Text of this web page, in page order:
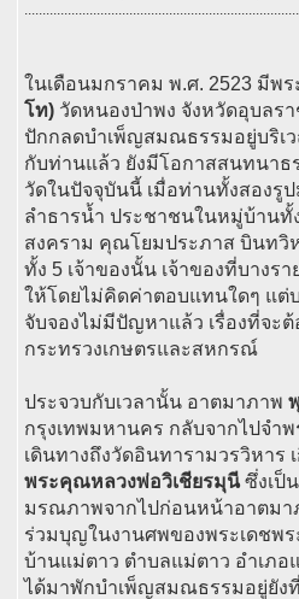
............................................................................
ในเดือนมกราคม พ.ศ. 2523 มีพ
โท) วัดหนองป่าพง จังหวัดอุบลร
ปักกลดบำเพ็ญสมณธรรมอยู่บริเ
กับท่านแล้ว ยังมีโอกาสสนทนา
วัดในปัจจุบันนี้ เมื่อท่านทั้งสอง
ลำธารน้ำ ประชาชนในหมู่บ้าน
สงคราม คุณโยมประภาส บินทวิ
ทั้ง 5 เจ้าของนั้น เจ้าของที่บางร
ให้โดยไม่คิดค่าตอบแทนใดๆ แต่
จับจองไม่มีปัญหาแล้ว เรื่องที่จะ
กระทรวงเกษตรและสหกรณ์
ประจวบกับเวลานั้น อาตมาภาพ
กรุงเทพมหานคร กลับจากไปจำ
เดินทางถึงวัดอินทารามวรวิหาร
พระคุณหลวงพ่อวิเชียรมุนีซึ่งเป็
มรณภาพจากไปก่อนหน้าอาตมา
ร่วมบุญในงานศพของพระเดชพ
บ้านแม่ตาว ตำบลแม่ตาว อำเภ
ได้มาพักบำเพ็ญสมณธรรมอยู่ยัง